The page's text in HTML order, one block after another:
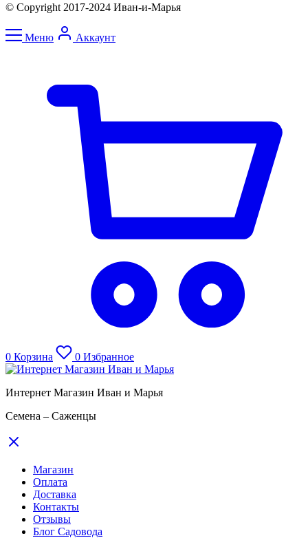
© Copyright 2017-2024 Иван-и-Марья
Меню Аккаунт
0 Корзина 0 Избранное
Интернет Магазин Иван и Марья
Семена – Саженцы
Магазин
Оплата
Доставка
Контакты
Отзывы
Блог Садовода